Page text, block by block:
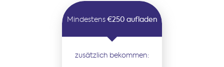
Mindestens €250 aufladen
zusätzlich bekommen: